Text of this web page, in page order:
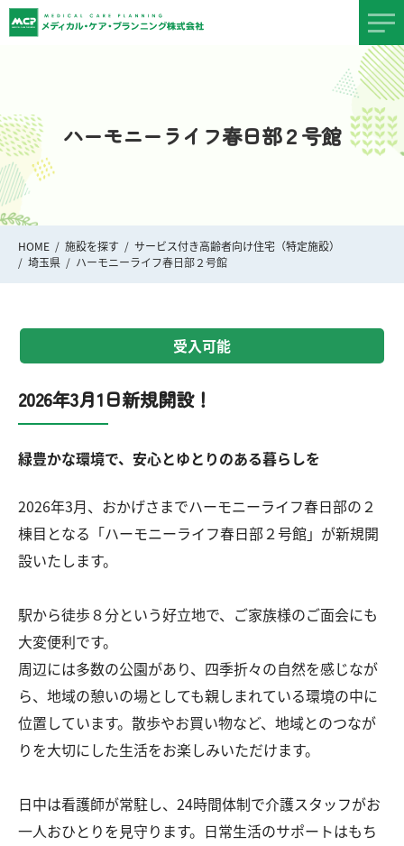
ハーモニーライフ春日部２号館
HOME 施設を探す
サービス付き高齢者向け住宅（特定施設）
埼玉県
ハーモニーライフ春日部２号館
受入可能
2026年3月1日新規開設！
緑豊かな環境で、安心とゆとりのある暮らしを
2026年3月、おかげさまでハーモニーライフ春日部の２
棟目となる「ハーモニーライフ春日部２号館」が新規開
設いたします。
駅から徒歩８分という好立地で、ご家族様のご面会にも
大変便利です。
周辺には多数の公園があり、四季折々の自然を感じなが
ら、地域の憩いの場としても親しまれている環境の中に
位置しています。散歩やお買い物など、地域とのつなが
りを大切にした生活をお楽しみいただけます。
日中は看護師が常駐し、24時間体制で介護スタッフがお
一人おひとりを見守ります。日常生活のサポートはもち